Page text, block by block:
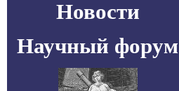
Новости
Научный форум